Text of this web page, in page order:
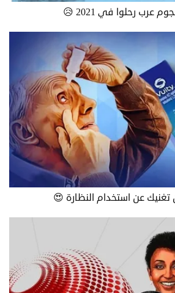
عرب رحلوا في 2021 😥
عن استخدام النظارة 😍